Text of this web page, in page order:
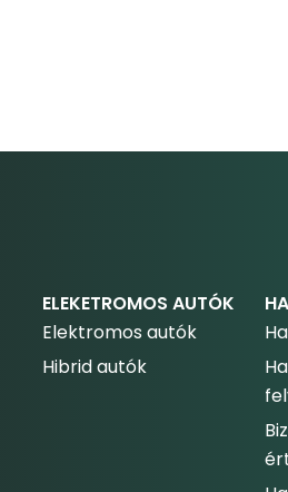
ELEKETROMOS AUTÓK
Elektromos autók
Hibrid autók